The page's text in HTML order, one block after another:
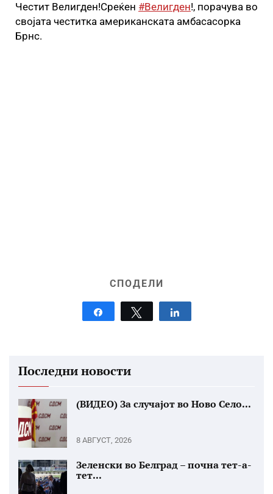
Честит Велигден!Среќен #Велигден!, порачува во
својата честитка американската амбасасорка
Брнс.
СПОДЕЛИ
Tweet
Последни новости
(ВИДЕО) За случајот во Ново Село...
8 АВГУСТ, 2026
Зеленски во Белград – почна тет-а-
тет...